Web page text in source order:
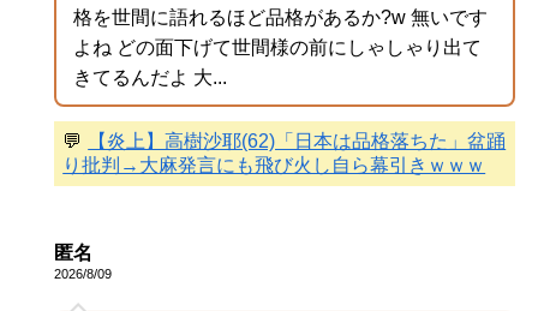
格を世間に語れるほど品格があるか?w 無いです
よね どの面下げて世間様の前にしゃしゃり出て
きてるんだよ 大...
💬
【炎上】高樹沙耶(62)「日本は品格落ちた」盆踊
り批判→大麻発言にも飛び火し自ら幕引きｗｗｗ
匿名
2026/8/09